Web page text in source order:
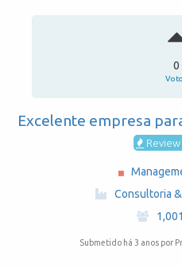
0
Excelente empresa
·
Consultoria
·
Submetido há 3 anos por